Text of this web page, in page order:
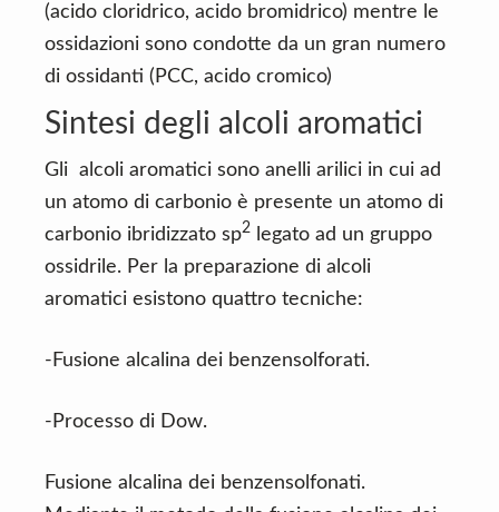
(acido cloridrico, acido bromidrico) mentre le
ossidazioni sono condotte da un gran numero
di ossidanti (PCC, acido cromico)
Sintesi degli alcoli aromatici
Gli alcoli aromatici sono anelli arilici in cui ad
un atomo di carbonio è presente un atomo di
carbonio ibridizzato sp2
legato ad un gruppo
ossidrile. Per la preparazione di alcoli
aromatici esistono quattro tecniche:
-Fusione alcalina dei benzensolforati.
-Processo di Dow.
Fusione alcalina dei benzensolfonati.